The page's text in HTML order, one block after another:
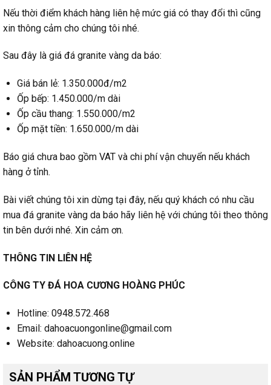
Nếu thời điểm khách hàng liên hệ mức giá có thay đổi thì cũng
xin thông cảm cho chúng tôi nhé.
Sau đây là giá đá granite vàng da báo:
Giá bán lẻ: 1.350.000đ/m2
Ốp bếp: 1.450.000/m dài
Ốp cầu thang: 1.550.000/m2
Ốp mặt tiền: 1.650.000/m dài
Báo giá chưa bao gồm VAT và chi phí vận chuyển nếu khách
hàng ở tỉnh.
Bài viết chúng tôi xin dừng tại đây, nếu quý khách có nhu cầu
mua đá granite vàng da báo hãy liên hệ với chúng tôi theo thông
tin bên dưới nhé. Xin cảm ơn.
THÔNG TIN LIÊN HỆ
CÔNG TY ĐÁ HOA CƯƠNG HOÀNG PHÚC
Hotline: 0948.572.468
Email: dahoacuongonline@gmail.com
Website: dahoacuong.online
SẢN PHẨM TƯƠNG TỰ